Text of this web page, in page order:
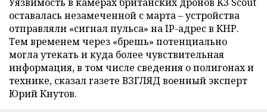
оставалась незамеченной с марта – устройства
отправляли «сигнал пульса» на IP-адрес в КНР.
Тем временем через «брешь» потенциально
могла утекать и куда более чувствительная
информация, в том числе сведения о полигонах и
технике, сказал газете ВЗГЛЯД военный эксперт
Юрий Кнутов.